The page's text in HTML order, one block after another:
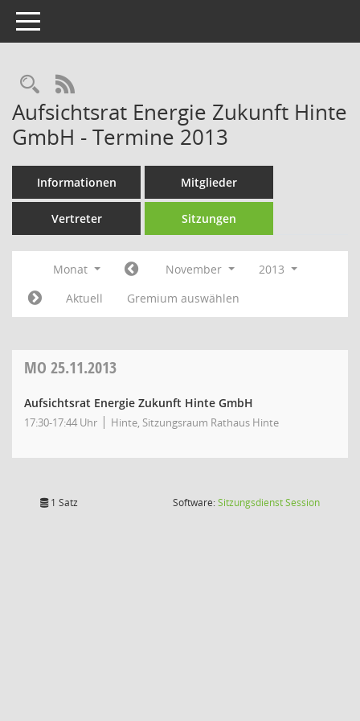
Toggle navigation
Rechercheauswahl
RSS-Feed
Aufsichtsrat Energie Zukunft Hinte
GmbH - Termine 2013
Informationen Mitglieder
Vertreter Sitzungen
Monat November
2013
Aktuell
Gremium auswählen
MO 25.11.2013
Aufsichtsrat Energie Zukunft Hinte GmbH
17:30-17:44 Uhr Hinte, Sitzungsraum Rathaus Hinte
1 Satz Software:SitzungsdienstSession(Wird in